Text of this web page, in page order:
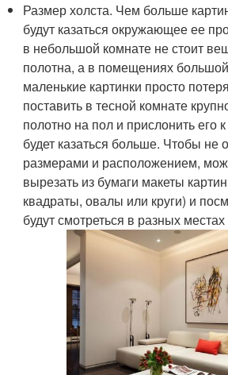
Размер холста. Чем больше
будут казаться окружающее ее
в небольшой комнате не стоит
полотна, а в помещениях
маленькие картинки просто
поставить в тесной комнате
полотно на пол и прислонить его
будет казаться больше. Чтобы не
размерами и расположением,
вырезать из бумаги макеты
квадраты, овалы или круги) и
будут смотреться в разных